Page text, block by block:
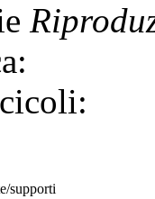
supporti